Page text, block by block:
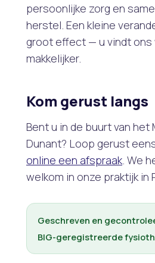
persoonlijke zorg en
herstel. Een kleine
groot effect — u vindt ons
makkelijker.
Kom gerust langs
Bent u in de buurt van het
Dunant? Loop gerust
online een afspraak. We
welkom in onze praktijk in
Geschreven en
BIG-geregistreerde